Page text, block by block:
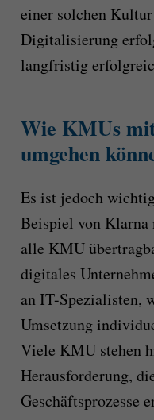
einer solchen
Digitalisierung
langfristig
Wie KMUs
umgehen
Es ist jedoch
Beispiel von Klarna
alle KMU
digitales
an IT-Spezialisten,
Umsetzung
Viele KMU stehen
Herausforderung,
Geschäftsprozesse